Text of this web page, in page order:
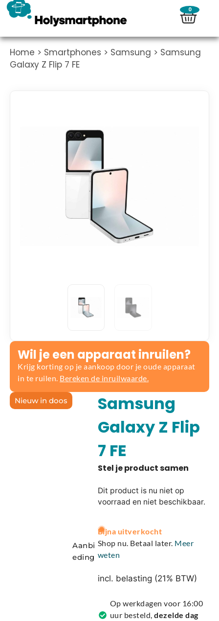
0
Home > Smartphones > Samsung > Samsung
Galaxy Z Flip 7 FE
Wil je een apparaat inruilen?
Krijg korting op je aankoop door je oude apparaat
in te ruilen. Bereken de inruilwaarde.
Nieuw in doos
Aanbi
eding
Samsung
Galaxy Z Flip
7 FE
Dit product is nu niet op
voorraad en niet beschikbaar.
A
l
t
r
t
Bijna uitverkocht
Shop nu. Betaal later. Meer
weten
incl. belasting (21% BTW)
Op werkdagen voor 16:00
uur besteld,dezelde dag